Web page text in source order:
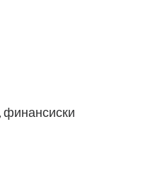
финансиски